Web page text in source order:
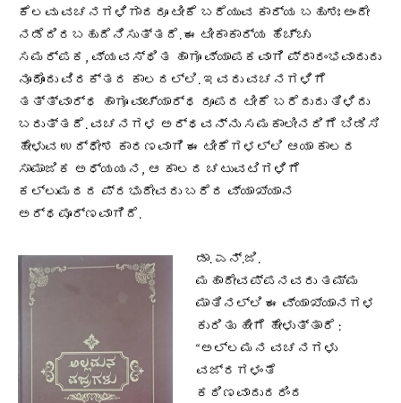
ಕೆಲವು ವಚನಗಳಿಗಾದರೂ ಟೀಕೆ ಬರೆಯುವ ಕಾರ್ಯ ಬಹುಶಃ ಅಂದೇ
ನಡೆದಿರಬಹುದೆನಿಸುತ್ತದೆ. ಈ ಟೀಕಾಕಾರ್ಯ ಹೆಚ್ಚು
ಸಮರ್ಪಕ, ವ್ಯವಸ್ಥಿತ ಹಾಗೂ ವ್ಯಾಪಕವಾಗಿ ಪ್ರಾರಂಭವಾದುದು
ನೂರೊಂದು ವಿರಕ್ತರ ಕಾಲದಲ್ಲಿ. ಇವರು ವಚನಗಳಿಗೆ
ತತ್ತ್ವಾರ್ಥ ಹಾಗೂ ವಾಚ್ಯಾರ್ಥ ರೂಪದ ಟೀಕೆ ಬರೆದುದು ತಿಳಿದು
ಬರುತ್ತದೆ. ವಚನಗಳ ಅರ್ಥವನ್ನು ಸಮಕಾಲೀನರಿಗೆ ಬಿಡಿಸಿ
ಹೇಳುವ ಉದ್ಧೇಶ ಕಾರಣವಾಗಿ ಈ ಟೀಕೆಗಳಲ್ಲಿ ಆಯಾ ಕಾಲದ
ಸಾಮಾಜಿಕ ಅಧ್ಯಯನ, ಆ ಕಾಲದ ಚಟುವಟಿಗಳಿಗೆ
ಕಲ್ಲುಮಠದ ಪ್ರಭುದೇವರು ಬರೆದ ವ್ಯಾಖ್ಯಾನ
ಅರ್ಥಪೂರ್ಣವಾಗಿದೆ.
ಡಾ. ಎನ್.ಜಿ.
ಮಹಾದೇವಪ್ಪನವರು ತಮ್ಮ
ಮಾತಿನಲ್ಲಿ ಈ ವ್ಯಾಖ್ಯಾನಗಳ
ಕುರಿತು ಹೀಗೆ ಹೇಳುತ್ತಾರೆ :
“ಅಲ್ಲಮನ ವಚನಗಳು
ವಜ್ರಗಳಂತೆ
ಕಠಿಣವಾದುದರಿಂದ